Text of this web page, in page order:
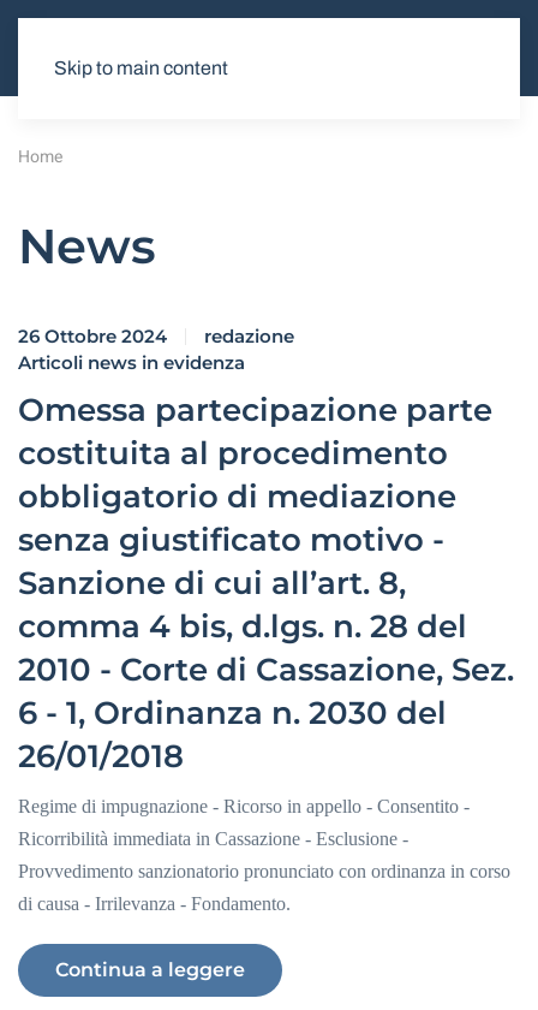
Skip to main content
Home
News
26 Ottobre 2024
redazione
Articoli news in evidenza
Omessa partecipazione parte
costituita al procedimento
obbligatorio di mediazione
senza giustificato motivo -
Sanzione di cui all’art. 8,
comma 4 bis, d.lgs. n. 28 del
2010 - Corte di Cassazione, Sez.
6 - 1, Ordinanza n. 2030 del
26/01/2018
Regime di impugnazione - Ricorso in appello - Consentito -
Ricorribilità immediata in Cassazione - Esclusione -
Provvedimento sanzionatorio pronunciato con ordinanza in corso
di causa - Irrilevanza - Fondamento.
Continua a leggere